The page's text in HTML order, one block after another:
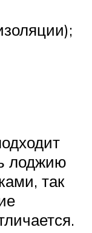
лоджию
так